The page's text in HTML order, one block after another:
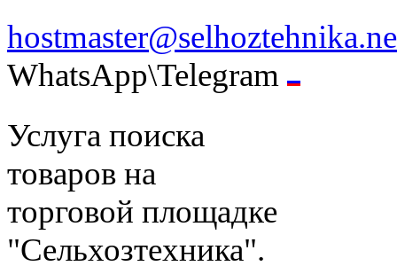
WhatsApp\Telegram
Услуга поиска
товаров на
торговой площадке
"Сельхозтехника".